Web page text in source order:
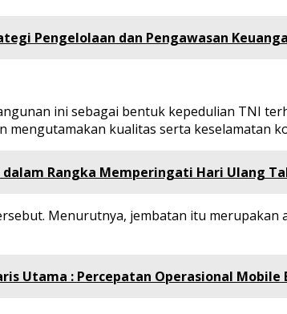
Pengelolaan dan Pengawasan
ini sebagai bentuk kepedulian TNI
mengutamakan kualitas serta keselamatan
Rangka Memperingati Hari Ulang
Menurutnya, jembatan itu
Utama : Percepatan Operasional Mobile